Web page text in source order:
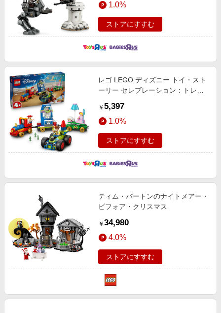
1.0%
ストアにすすむ
レゴ LEGO ディズニー トイ・スト
ーリー セレブレーション：トレイ
玩具 誕生日 プレゼント ブロック 4
歳 5歳 6歳
￥ 5,397
1.0%
ストアにすすむ
ティム・バートンのナイトメアー・
ビフォア・クリスマス
￥ 34,980
4.0%
ストアにすすむ